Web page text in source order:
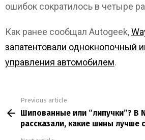
ошибок сократилось в четыре
Как ранее сообщал Autogeek,
запатентовали однокнопочный
управления автомобилем.
more
Previous article
Шипованные или “липучки”? В
рассказали, какие шины лучше